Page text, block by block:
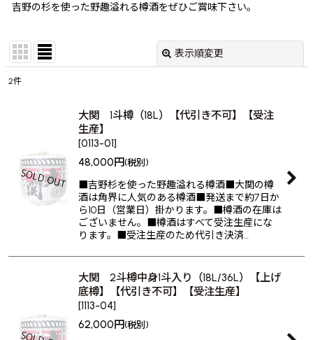
吉野の杉を使った野趣溢れる樽酒をぜひご賞味下さい。
表示順変更
絞り込む
2件
大関 1斗樽（18L）【代引き不可】【受注
生産】
[0113-01]
48,000円(税別)
■吉野杉を使った野趣溢れる樽酒■大関の樽
酒は角界に人気のある樽酒■発送まで約7日か
ら10日（営業日）掛かります。■樽酒の在庫は
ございません。■樽酒はすべて受注生産にな
ります。■受注生産のため代引き決済…
大関 2斗樽中身1斗入り（18L/36L）【上げ
底樽】【代引き不可】【受注生産】
[1113-04]
62,000円(税別)